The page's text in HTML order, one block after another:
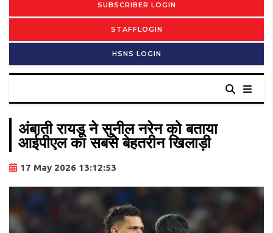
SUBSCRIBER LOGIN
STAFFLOGIN
HSNS LOGIN
अंबाती रायडू ने सुनील नरेन को बताया
आईपीएल का सबसे बेहतरीन खिलाड़ी
17 May 2026 13:12:53